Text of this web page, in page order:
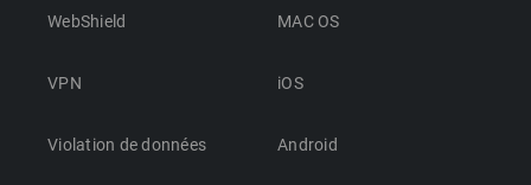
WebShield
VPN
Violation de données
MAC OS
iOS
Android